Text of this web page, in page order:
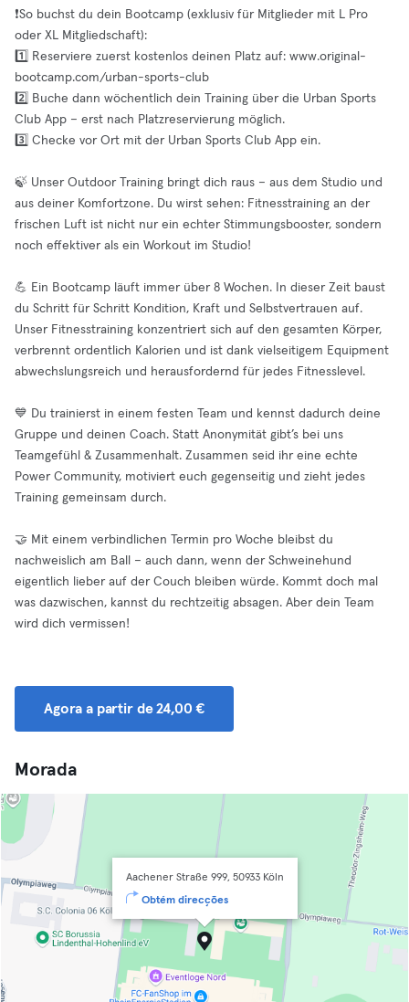
❗️So buchst du dein Bootcamp (exklusiv für Mitglieder mit L Pro
oder XL Mitgliedschaft):
1️⃣ Reserviere zuerst kostenlos deinen Platz auf: www.original-
bootcamp.com/urban-sports-club
2️⃣ Buche dann wöchentlich dein Training über die Urban Sports
Club App – erst nach Platzreservierung möglich.
3️⃣ Checke vor Ort mit der Urban Sports Club App ein.
🍃 Unser Outdoor Training bringt dich raus – aus dem Studio und
aus deiner Komfortzone. Du wirst sehen: Fitnesstraining an der
frischen Luft ist nicht nur ein echter Stimmungsbooster, sondern
noch effektiver als ein Workout im Studio!
💪 Ein Bootcamp läuft immer über 8 Wochen. In dieser Zeit baust
du Schritt für Schritt Kondition, Kraft und Selbstvertrauen auf.
Unser Fitnesstraining konzentriert sich auf den gesamten Körper,
verbrennt ordentlich Kalorien und ist dank vielseitigem Equipment
abwechslungsreich und herausfordernd für jedes Fitnesslevel.
💙 Du trainierst in einem festen Team und kennst dadurch deine
Gruppe und deinen Coach. Statt Anonymität gibt’s bei uns
Teamgefühl & Zusammenhalt. Zusammen seid ihr eine echte
Power Community, motiviert euch gegenseitig und zieht jedes
Training gemeinsam durch.
🤝 Mit einem verbindlichen Termin pro Woche bleibst du
nachweislich am Ball – auch dann, wenn der Schweinehund
eigentlich lieber auf der Couch bleiben würde. Kommt doch mal
was dazwischen, kannst du rechtzeitig absagen. Aber dein Team
wird dich vermissen!
Agora a partir de 24,00 €
Morada
Aachener Straße 999, 50933 Köln
Obtém direcções